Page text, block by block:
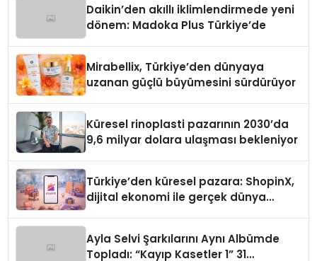
Daikin’den akıllı iklimlendirmede yeni
dönem: Madoka Plus Türkiye’de
Mirabellix, Türkiye’den dünyaya
uzanan güçlü büyümesini sürdürüyor
Küresel rinoplasti pazarının 2030’da
9,6 milyar dolara ulaşması bekleniyor
Türkiye’den küresel pazara: ShopinX,
dijital ekonomi ile gerçek dünya
Ayla Selvi Şarkılarını Aynı Albümde
Topladı: “Kayıp Kasetler 1” 31